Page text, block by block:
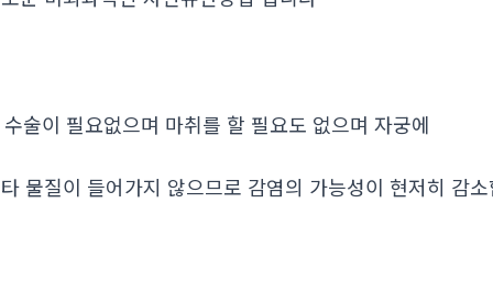
술이 필요없으며 마취를 할 필요도 없으며 자궁에
물질이 들어가지 않으므로 감염의 가능성이 현저히 감